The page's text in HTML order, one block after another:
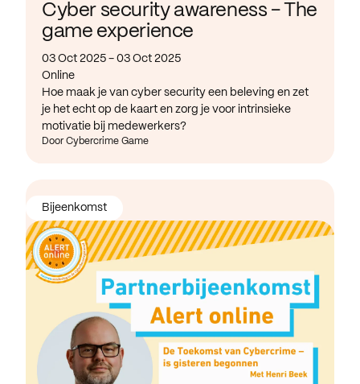
Cyber security awareness - The
game experience
03 Oct 2025 - 03 Oct 2025
Online
Hoe maak je van cyber security een beleving en zet
je het echt op de kaart en zorg je voor intrinsieke
motivatie bij medewerkers?
Door Cybercrime Game
Bijeenkomst